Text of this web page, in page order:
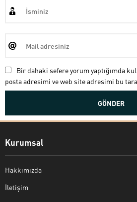
Bir dahaki sefere yorum yaptığımda
posta adresimi ve web site adresimi bu
Kurumsal
Hakkımızda
İletişim